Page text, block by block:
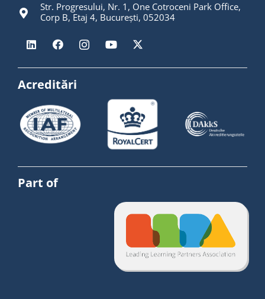
Str. Progresului, Nr. 1, One Cotroceni Park Office,
Corp B, Etaj 4, București, 052034
Acreditări
Part of